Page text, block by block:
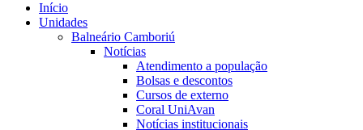
Início
Unidades
Balneário Camboriú
Notícias
Atendimento a população
Bolsas e descontos
Cursos de externo
Coral UniAvan
Notícias institucionais